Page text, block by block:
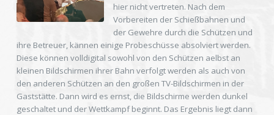
hier nicht vertreten. Nach dem
Vorbereiten der Schießbahnen und
der Gewehre durch die Schützen und
ihre Betreuer, kännen einige Probeschüsse absolviert werden.
Diese können volldigital sowohl von den Schützen aelbst an
kleinen Bildschirmen ihrer Bahn verfolgt werden als auch von
den anderen Schützen an den großen TV-Bildschirmen in der
Gaststätte. Dann wird es ernst, die Bildschirme werden dunkel
geschaltet und der Wettkampf beginnt. Das Ergebnis liegt dann